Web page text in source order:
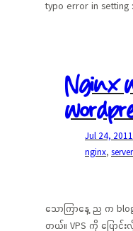
typo error in setting
Nginx
Jul 24, 2011
nginx, server
သောကြာနေ့ ည က
တယ်။ VPS ကို ပြော